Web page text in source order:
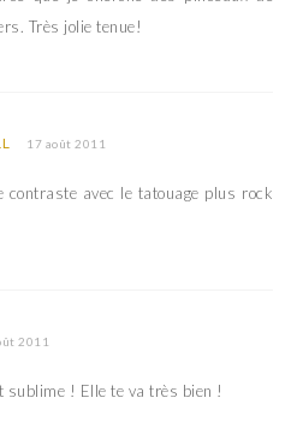
Très jolie tenue!
17 août 2011
avec le tatouage plus rock
2011
sublime ! Elle te va très bien !